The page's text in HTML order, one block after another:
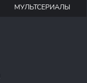
МУЛЬТСЕРИАЛЫ